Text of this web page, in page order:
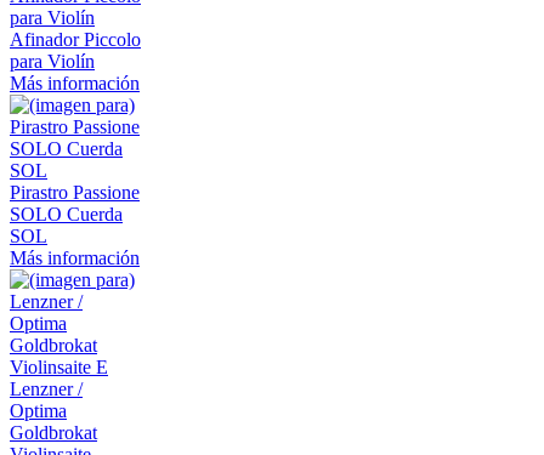
Afinador Piccolo
para Violín
Más información
Pirastro Passione
SOLO Cuerda
SOL
Más información
Lenzner /
Optima
Goldbrokat